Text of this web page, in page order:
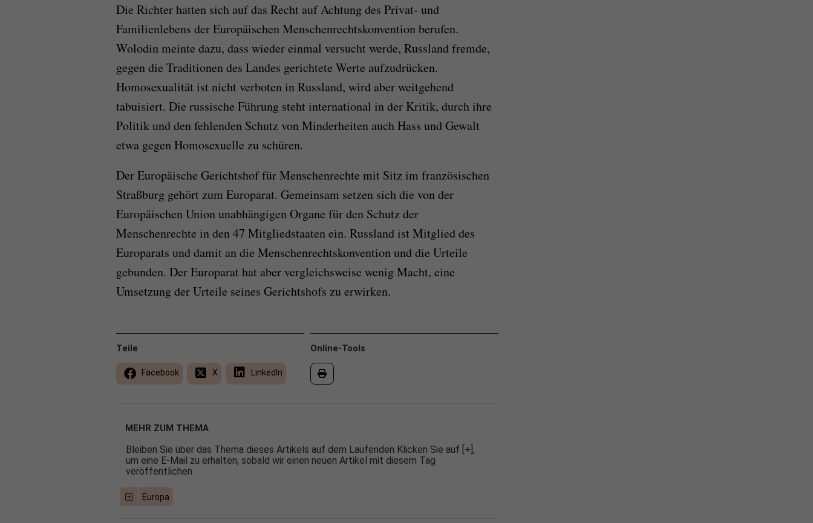
Die Richter hatten sich auf das Recht auf Achtung des Privat- und
Familienlebens der Europäischen Menschenrechtskonvention berufen.
Wolodin meinte dazu, dass wieder einmal versucht werde, Russland fremde,
gegen die Traditionen des Landes gerichtete Werte aufzudrücken.
Homosexualität ist nicht verboten in Russland, wird aber weitgehend
tabuisiert. Die russische Führung steht international in der Kritik, durch ihre
Politik und den fehlenden Schutz von Minderheiten auch Hass und Gewalt
etwa gegen Homosexuelle zu schüren.
Der Europäische Gerichtshof für Menschenrechte mit Sitz im französischen
Straßburg gehört zum Europarat. Gemeinsam setzen sich die von der
Europäischen Union unabhängigen Organe für den Schutz der
Menschenrechte in den 47 Mitgliedstaaten ein. Russland ist Mitglied des
Europarats und damit an die Menschenrechtskonvention und die Urteile
gebunden. Der Europarat hat aber vergleichsweise wenig Macht, eine
Umsetzung der Urteile seines Gerichtshofs zu erwirken.
Online-Tools
Teile
Facebook X LinkedIn
MEHR ZUM THEMA
Bleiben Sie über das Thema dieses Artikels auf dem Laufenden Klicken Sie auf [+],
um eine E-Mail zu erhalten, sobald wir einen neuen Artikel mit diesem Tag
veröffentlichen
Europa